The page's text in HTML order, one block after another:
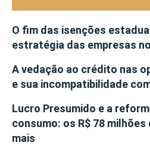
O fim das isenções
estratégia das empresas
A vedação ao crédito nas
e sua incompatibilidade
Lucro Presumido e a
consumo: os R$ 78
mais